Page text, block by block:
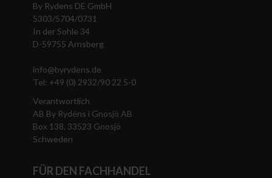
By Rydens DE GmbH
5303/5704/0731
In der Sohle 34
D-59755 Arnsberg
info@byrydens.de
Tel: +49 (0) 2932/90 22 5-0
Verantwortlich
AB By Rydéns i Gnosjö AB
Box 138, 33523 Gnosjö
Schweden
FÜR DEN FACHHANDEL